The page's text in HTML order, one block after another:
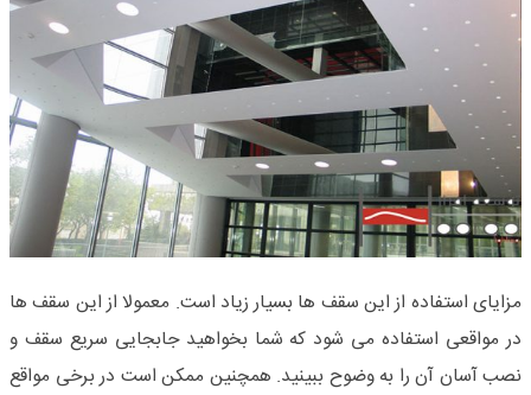
مزایای استفاده از این سقف ها بسیار زیاد است. معمولا از این سقف ها
در مواقعی استفاده می شود که شما بخواهید جابجایی سریع سقف و
نصب آسان آن را به وضوح ببینید. همچنین ممکن است در برخی مواقع